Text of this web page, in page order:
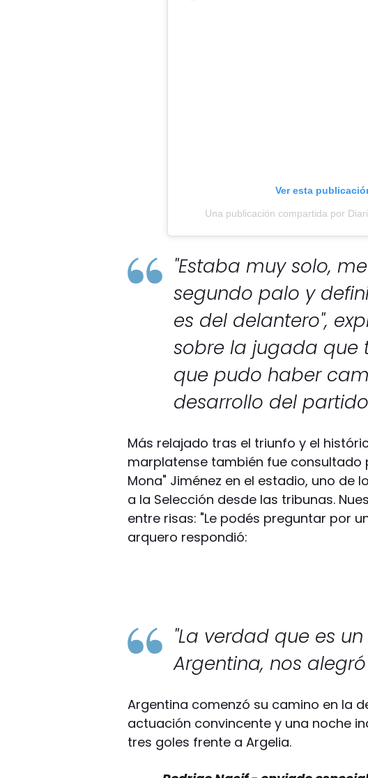
Ver esta
Una publicación compartida por
"Estaba muy solo,
segundo palo y
es del delantero",
sobre la jugada que
que pudo haber
desarrollo del
Más relajado tras el triunfo y el
marplatense también fue consultado
Mona" Jiménez en el estadio, uno de
a la Selección desde las tribunas.
entre risas: "Le podés preguntar por
arquero respondió:
"La verdad que es
Argentina, nos
Argentina comenzó su camino en la
actuación convincente y una noche
tres goles frente a Argelia.